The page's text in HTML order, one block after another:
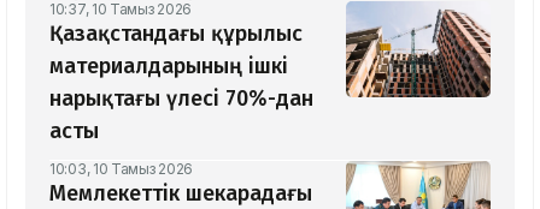
10:37, 10 Тамыз 2026
Қазақстандағы құрылыс
материалдарының ішкі
нарықтағы үлесі 70%-дан
асты
10:03, 10 Тамыз 2026
Мемлекеттік шекарадағы